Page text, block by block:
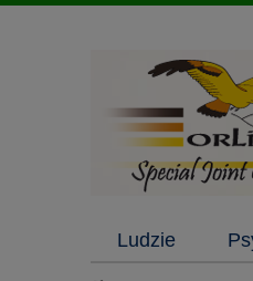
Ludzie